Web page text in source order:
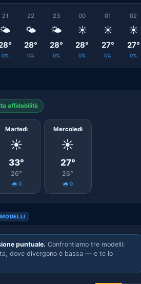
21
🌤️
0%
22
🌤️
28°
0%
23
🌤️
28°
0%
00
☀️
28°
0%
01
☀️
27°
0%
02
☀️
27°
0%
affidabilità
Martedì
☀️
33°
26°
🌧️ 0
Mercoledì
☀️
27°
26°
🌧️ 0
puntuale. Confrontiamo tre modelli:
dove divergono è bassa — e te lo